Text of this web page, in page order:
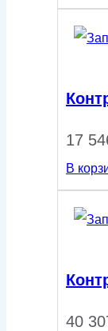
17
В
40